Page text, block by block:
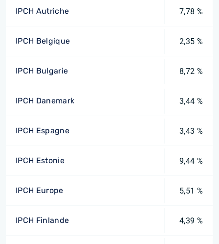
IPCH Autriche 7,78 %
IPCH Belgique 2,35 %
IPCH Bulgarie 8,72 %
IPCH Danemark 3,44 %
IPCH Espagne 3,43 %
IPCH Estonie 9,44 %
IPCH Europe 5,51 %
IPCH Finlande 4,39 %